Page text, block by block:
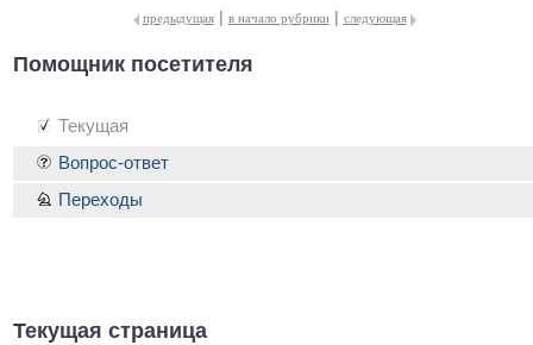
предыдущая | в начало рубрики | следующая
Помощник посетителя
Текущая
Текущая страница
Вопрос-ответ
Переходы